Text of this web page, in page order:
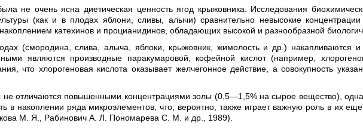
не очень ясна диетическая ценность ягод крыжовника. Исследования
(как и в плодах яблони, сливы, алычи) сравнительно невысокие
катехинов и процианидинов, обладающих высокой и разнообразной
(смородина, слива, алыча, яблоки, крыжовник, жимолость и др.) накапливаются
являются производные паракумаровой, кофейной кислот (например,
что хлорогеновая кислота оказывает желчегонное действие, а совокупность
отличаются повышенными концентрациями золы (0,5—1,5% на сырое вещество),
в накоплении ряда микроэлементов, что, вероятно, также играет важную роль в их
М. Я., Рабинович А. Л. Пономарева С. М. и др., 1989).